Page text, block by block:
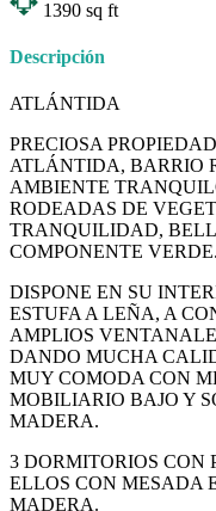
1390 sq ft
Descripción
ATLÁNTIDA
PRECIOSA
ATLÁNTIDA, BARRIO
AMBIENTE
RODEADAS DE
TRANQUILIDAD,
COMPONENTE VERDE.
DISPONE EN SU
ESTUFA A LEÑA, A
AMPLIOS
DANDO MUCHA
MUY COMODA CON
MOBILIARIO BAJO Y
MADERA.
3 DORMITORIOS CON
ELLOS CON MESADA
MADERA.